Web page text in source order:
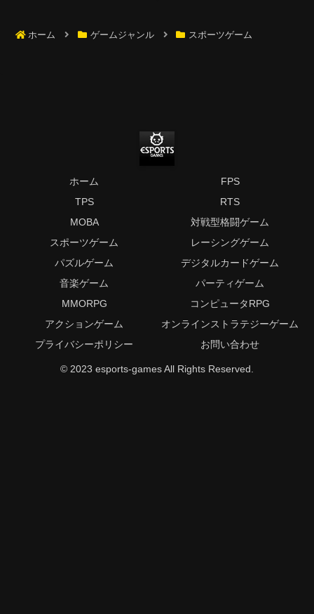
ホーム ゲームジャンル スポーツゲーム
ホーム
FPS
TPS
RTS
MOBA
対戦型格闘ゲーム
スポーツゲーム
レーシングゲーム
パズルゲーム
デジタルカードゲーム
音楽ゲーム
パーティゲーム
MMORPG
コンピュータRPG
アクションゲーム
オンラインストラテジーゲーム
プライバシーポリシー
お問い合わせ
© 2023 esports-games All Rights Reserved.